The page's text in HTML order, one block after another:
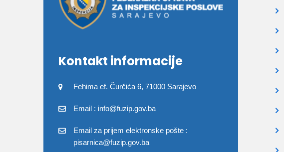
Kontakt informacije
Fehima ef. Čurčića 6, 71000 Sarajevo
Email : info@fuzip.gov.ba
Email za prijem elektronske pošte :
pisarnica@fuzip.gov.ba